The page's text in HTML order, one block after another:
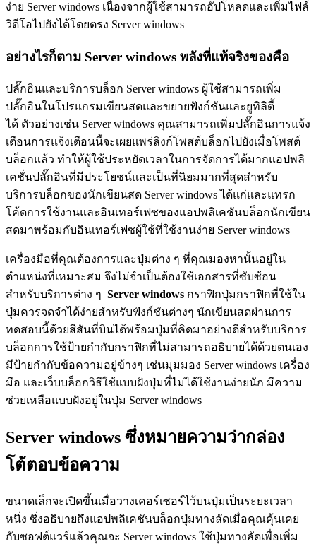
ง่าย Server windows เนื่องจากผู้ใช้สามารถอัปโหลดและเพิ่มไฟล์
วิดีโอไปยังได้โดยตรง Server windows
อย่างไรก็ตาม Server windows พลังที่แท้จริงของคือ
ปลั๊กอินและบริการบล็อก Server windows ผู้ใช้สามารถเพิ่ม
ปลั๊กอินในโปรแกรมเขียนสดและขยายฟังก์ชันและยูทิลิตี้
ได้ ตัวอย่างเช่น Server windows คุณสามารถเพิ่มปลั๊กอินการแจ้ง
เตือนการแจ้งเตือนนี้จะเผยแพร่ลิงก์โพสต์บล็อกไปยังเมื่อโพสต์
บล็อกแล้ว ทำให้ผู้ใช้ประหยัดเวลาในการจัดการได้มากแอปพลิ
เคชั่นปลั๊กอินที่มีประโยชน์และเป็นที่นิยมมากที่สุดสำหรับ
บริการบล็อกของนักเขียนสด Server windows ได้แก่และแทรก
โค้ดการใช้งานและอินเทอร์เฟซของแอปพลิเคชันบล็อกนักเขียน
สดมาพร้อมกับอินเทอร์เฟซผู้ใช้ที่ใช้งานง่าย Server windows
เครื่องมือที่คุณต้องการและปุ่มต่าง ๆ ที่คุณมองหานั้นอยู่ใน
ตำแหน่งที่เหมาะสม จึงไม่จำเป็นต้องใช้เอกสารที่ซับซ้อน
สำหรับบริการต่าง ๆ Server windows กราฟิกปุ่มกราฟิกที่ใช้ใน
ปุ่มควรจดจำได้ง่ายสำหรับฟังก์ชันต่างๆ นักเขียนสดผ่านการ
ทดสอบนี้ด้วยสีสันที่บินได้พร้อมปุ่มที่คิดมาอย่างดีสำหรับบริการ
บล็อกการใช้ป้ายกำกับกราฟิกที่ไม่สามารถอธิบายได้ด้วยตนเอง
มีป้ายกำกับข้อความอยู่ข้างๆ เช่นมุมมอง Server windows เครื่อง
มือ และเว็บบล็อกวิธีใช้แบบฝังปุ่มที่ไม่ได้ใช้งานง่ายนัก มีความ
ช่วยเหลือแบบฝังอยู่ในปุ่ม Server windows
Server windows ซึ่งหมายความว่ากล่อง
โต้ตอบข้อความ
ขนาดเล็กจะเปิดขึ้นเมื่อวางเคอร์เซอร์ไว้บนปุ่มเป็นระยะเวลา
หนึ่ง ซึ่งอธิบายถึงแอปพลิเคชันบล็อกปุ่มทางลัดเมื่อคุณคุ้นเคย
กับซอฟต์แวร์แล้วคุณจะ Server windows ใช้ปุ่มทางลัดเพื่อเพิ่ม